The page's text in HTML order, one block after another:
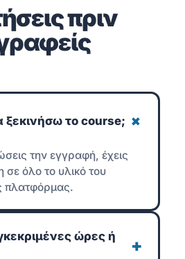
πριν
το course; +
την εγγραφή, έχεις
όλο το υλικό του
πλατφόρμας.
ώρες ή
+